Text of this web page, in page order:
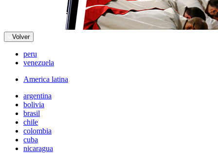
Volver
peru
venezuela
America latina
argentina
bolivia
brasil
chile
colombia
cuba
nicaragua